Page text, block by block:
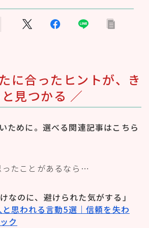
に合ったヒントが、き
見つかる ／
ために。選べる関連記事はこちら
ったことがあるなら…
なのに、避けられた気がする」
思われる言動5選｜信頼を失わ
ク